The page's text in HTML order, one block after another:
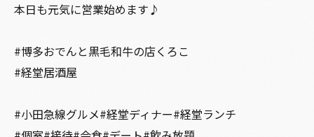
本日も元気に営業始めます♪
#博多おでんと黒毛和牛の店くろこ
#経堂居酒屋
#小田急線グルメ#経堂ディナー#経堂ランチ